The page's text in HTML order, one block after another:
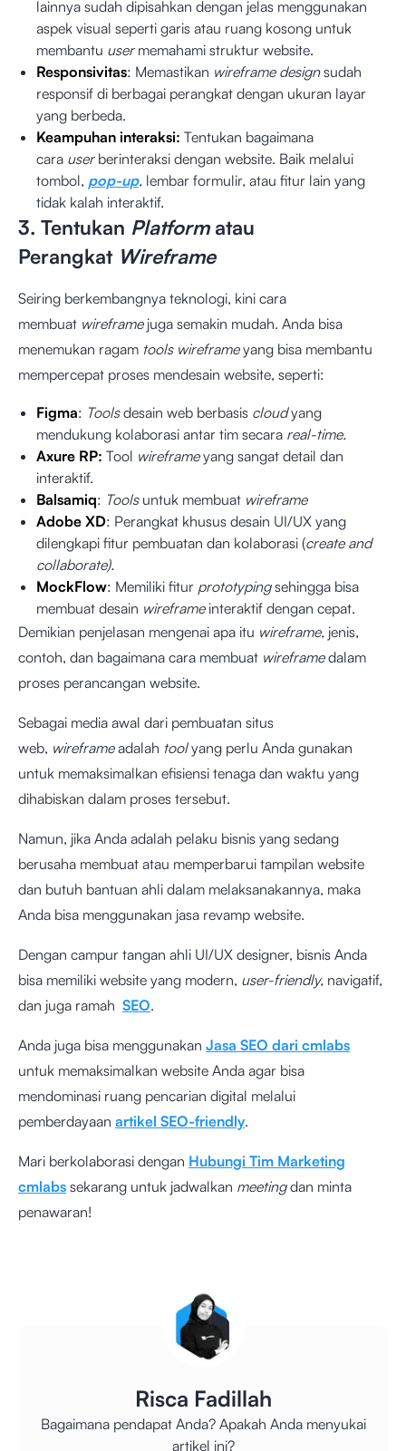
lainnya sudah dipisahkan dengan jelas menggunakan
aspek visual seperti garis atau ruang kosong untuk
membantu user memahami struktur website.
Responsivitas: Memastikan wireframe designsudah
responsif di berbagai perangkat dengan ukuran layar
yang berbeda.
Keampuhan interaksi: Tentukan bagaimana
cara user berinteraksi dengan website. Baik melalui
tombol, pop-up, lembar formulir, atau fitur lain yang
tidak kalah interaktif.
3. Tentukan Platformatau
Perangkat Wireframe
Seiring berkembangnya teknologi, kini cara
membuat wireframe juga semakin mudah. Anda bisa
menemukan ragam tools wireframeyang bisa membantu
mempercepat proses mendesain website, seperti:
Figma: Toolsdesain web berbasis cloudyang
mendukung kolaborasi antar tim secara real-time.
Axure RP: Tool wireframeyang sangat detail dan
interaktif.
Balsamiq: Tools untuk membuat wireframe
Adobe XD: Perangkat khusus desain UI/UX yang
dilengkapi fitur pembuatan dan kolaborasi (create and
collaborate).
MockFlow: Memiliki fitur prototypingsehingga bisa
membuat desain wireframe interaktif dengan cepat.
Demikian penjelasan mengenai apa itu wireframe, jenis,
contoh, dan bagaimana cara membuat wireframedalam
proses perancangan website.
Sebagai media awal dari pembuatan situs
web, wireframeadalah toolyang perlu Anda gunakan
untuk memaksimalkan efisiensi tenaga dan waktu yang
dihabiskan dalam proses tersebut.
Namun, jika Anda adalah pelaku bisnis yang sedang
berusaha membuat atau memperbarui tampilan website
dan butuh bantuan ahli dalam melaksanakannya, maka
Anda bisa menggunakan jasa revamp website.
Dengan campur tangan ahli UI/UX designer, bisnis Anda
bisa memiliki website yang modern, user-friendly, navigatif,
dan juga ramah SEO.
Anda juga bisa menggunakan Jasa SEO dari cmlabs
untuk memaksimalkan website Anda agar bisa
mendominasi ruang pencarian digital melalui
pemberdayaan artikel SEO-friendly.
Mari berkolaborasi dengan Hubungi Tim Marketing
cmlabs sekarang untuk jadwalkan meetingdan minta
penawaran!
Risca Fadillah
Bagaimana pendapat Anda? Apakah Anda menyukai
artikel ini?